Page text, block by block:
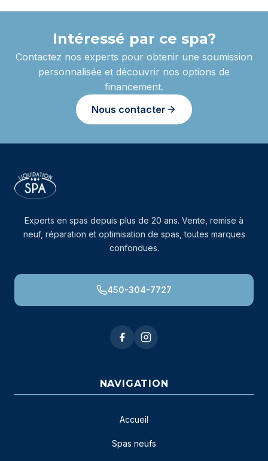
Intéressé par ce spa?
Contactez nos experts pour obtenir une soumission
personnalisée et découvrir nos options de
financement.
Nous contacter
Experts en spas depuis plus de 20 ans. Vente, remise à
neuf, réparation et optimisation de spas, toutes marques
confondues.
450-304-7727
NAVIGATION
Accueil
Spas neufs